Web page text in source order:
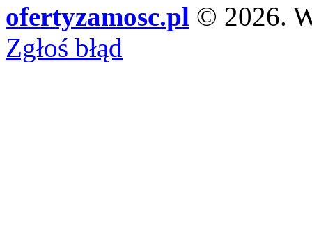
ofertyzamosc.pl © 2026.
Zgłoś błąd